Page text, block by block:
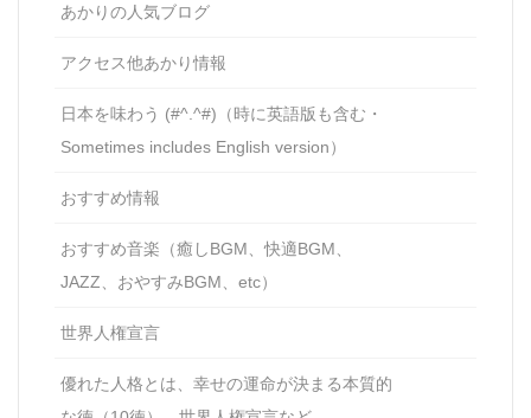
あかりの人気ブログ
アクセス他あかり情報
日本を味わう (#^.^#)（時に英語版も含む・
Sometimes includes English version）
おすすめ情報
おすすめ音楽（癒しBGM、快適BGM、
JAZZ、おやすみBGM、etc）
世界人権宣言
優れた人格とは、幸せの運命が決まる本質的